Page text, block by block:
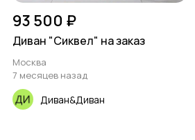
93 500 ₽
Диван "Сиквел" на заказ
Москва
7 месяцев назад
Диван&Диван